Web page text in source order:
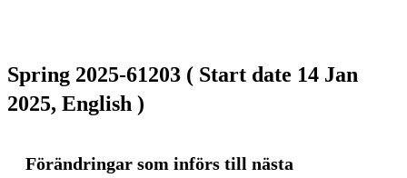
Spring 2025-61203 ( Start date 14 Jan
2025, English )
Förändringar som införs till nästa